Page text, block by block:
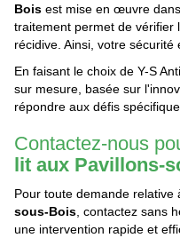
Bois est mise en œuvre
traitement permet de vérifier
récidive. Ainsi, votre
En faisant le choix de Y-S
sur mesure, basée sur
répondre aux défis
Contactez-nous
lit aux Pavillons-
Pour toute demande relative
sous-Bois, contactez sans
une intervention rapide et